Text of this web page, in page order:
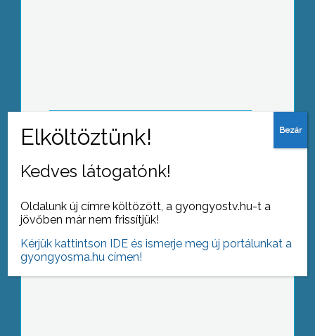
Mostanra megjelent az influenza az
Észak-magyarországi régióban
Kedves látogatónk!
Oldalunk új címre költözött, a gyongyostv.hu-t a
jövőben már nem frissítjük!
Kérjük kattintson IDE és ismerje meg új portálunkat a
gyongyosma.hu címen!